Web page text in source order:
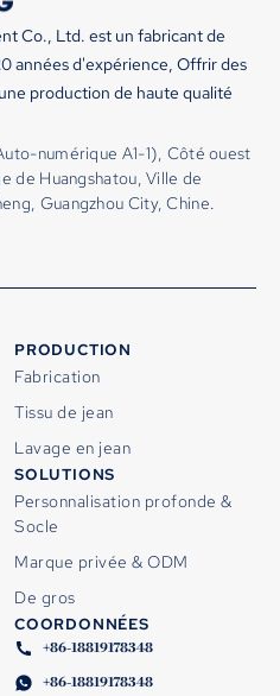
Co., Ltd. est un fabricant de
années d'expérience, Offrir des
production de haute qualité
numérique A1-1), Côté ouest
de Huangshatou, Ville de
Guangzhou City, Chine.
PRODUCTION
Fabrication
Tissu de jean
Lavage en jean
SOLUTIONS
Personnalisation profonde &
Socle
Marque privée & ODM
De gros
COORDONNÉES
+86-18819178348
+86-18819178348